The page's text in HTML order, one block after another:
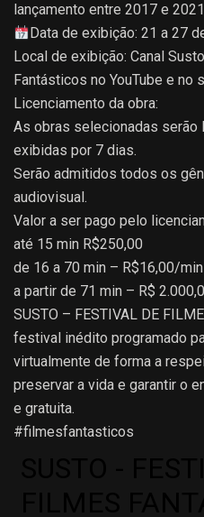
lançamento entre 2017 e
Data de exibição: 21 a 27
Local de exibição: Canal
Fantásticos no YouTube e
Licenciamento da obra:
As obras selecionadas serão
exibidas por 7 dias.
Serão admitidos todos os
audiovisual.
Valor a ser pago pelo
até 15 min R$250,00
de 16 a 70 min – R$16,00/min
a partir de 71 min – R$
SUSTO – FESTIVAL DE
festival inédito programado
virtualmente de forma a
preservar a vida e garantir o
e gratuita.
#filmesfantasticos